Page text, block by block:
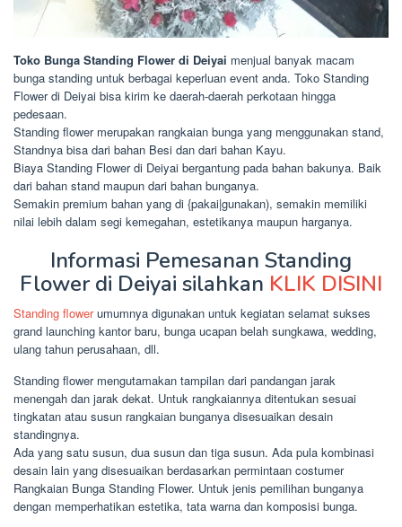
Toko Bunga Standing Flower di Deiyai menjual banyak macam
bunga standing untuk berbagai keperluan event anda. Toko Standing
Flower di Deiyai bisa kirim ke daerah-daerah perkotaan hingga
pedesaan.
Standing flower merupakan rangkaian bunga yang menggunakan stand,
Standnya bisa dari bahan Besi dan dari bahan Kayu.
Biaya Standing Flower di Deiyai bergantung pada bahan bakunya. Baik
dari bahan stand maupun dari bahan bunganya.
Semakin premium bahan yang di {pakai|gunakan), semakin memiliki
nilai lebih dalam segi kemegahan, estetikanya maupun harganya.
Informasi Pemesanan Standing
Flower di Deiyai silahkan KLIK DISINI
Standing flowerumumnya digunakan untuk kegiatan selamat sukses
grand launching kantor baru, bunga ucapan belah sungkawa, wedding,
ulang tahun perusahaan, dll.
Standing flower mengutamakan tampilan dari pandangan jarak
menengah dan jarak dekat. Untuk rangkaiannya ditentukan sesuai
tingkatan atau susun rangkaian bunganya disesuaikan desain
standingnya.
Ada yang satu susun, dua susun dan tiga susun. Ada pula kombinasi
desain lain yang disesuaikan berdasarkan permintaan costumer
Rangkaian Bunga Standing Flower. Untuk jenis pemilihan bunganya
dengan memperhatikan estetika, tata warna dan komposisi bunga.